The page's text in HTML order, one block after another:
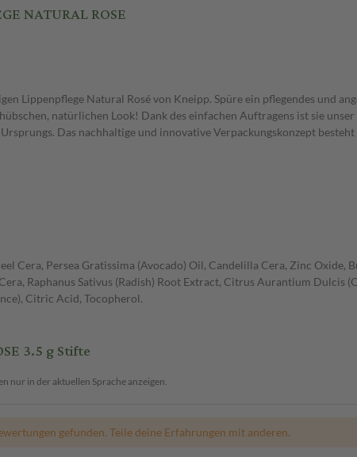
NATURAL ROSE
Lippenpflege Natural Rosé von Kneipp. Spüre ein pflegendes und
natürlichen Look! Dank des einfachen Auftragens ist sie unser
Das nachhaltige und innovative Verpackungskonzept besteht
Cera, Persea Gratissima (Avocado) Oil, Candelilla Cera, Zinc Oxide,
Raphanus Sativus (Radish) Root Extract, Citrus Aurantium Dulcis
Citric Acid, Tocopherol.
3.5 g Stifte
nur in der aktuellen Sprache anzeigen.
gefunden. Teile deine Erfahrungen mit anderen.